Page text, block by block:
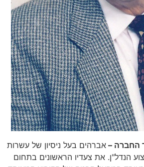
החברה – אברהים בעל ניסיון של עשרות
הנדל"ן. את צעדיו הראשונים בתחום